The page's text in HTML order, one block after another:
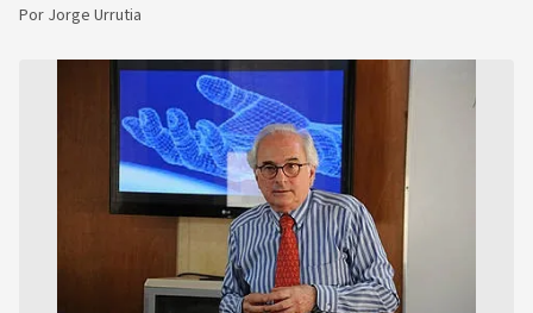
Por Jorge Urrutia